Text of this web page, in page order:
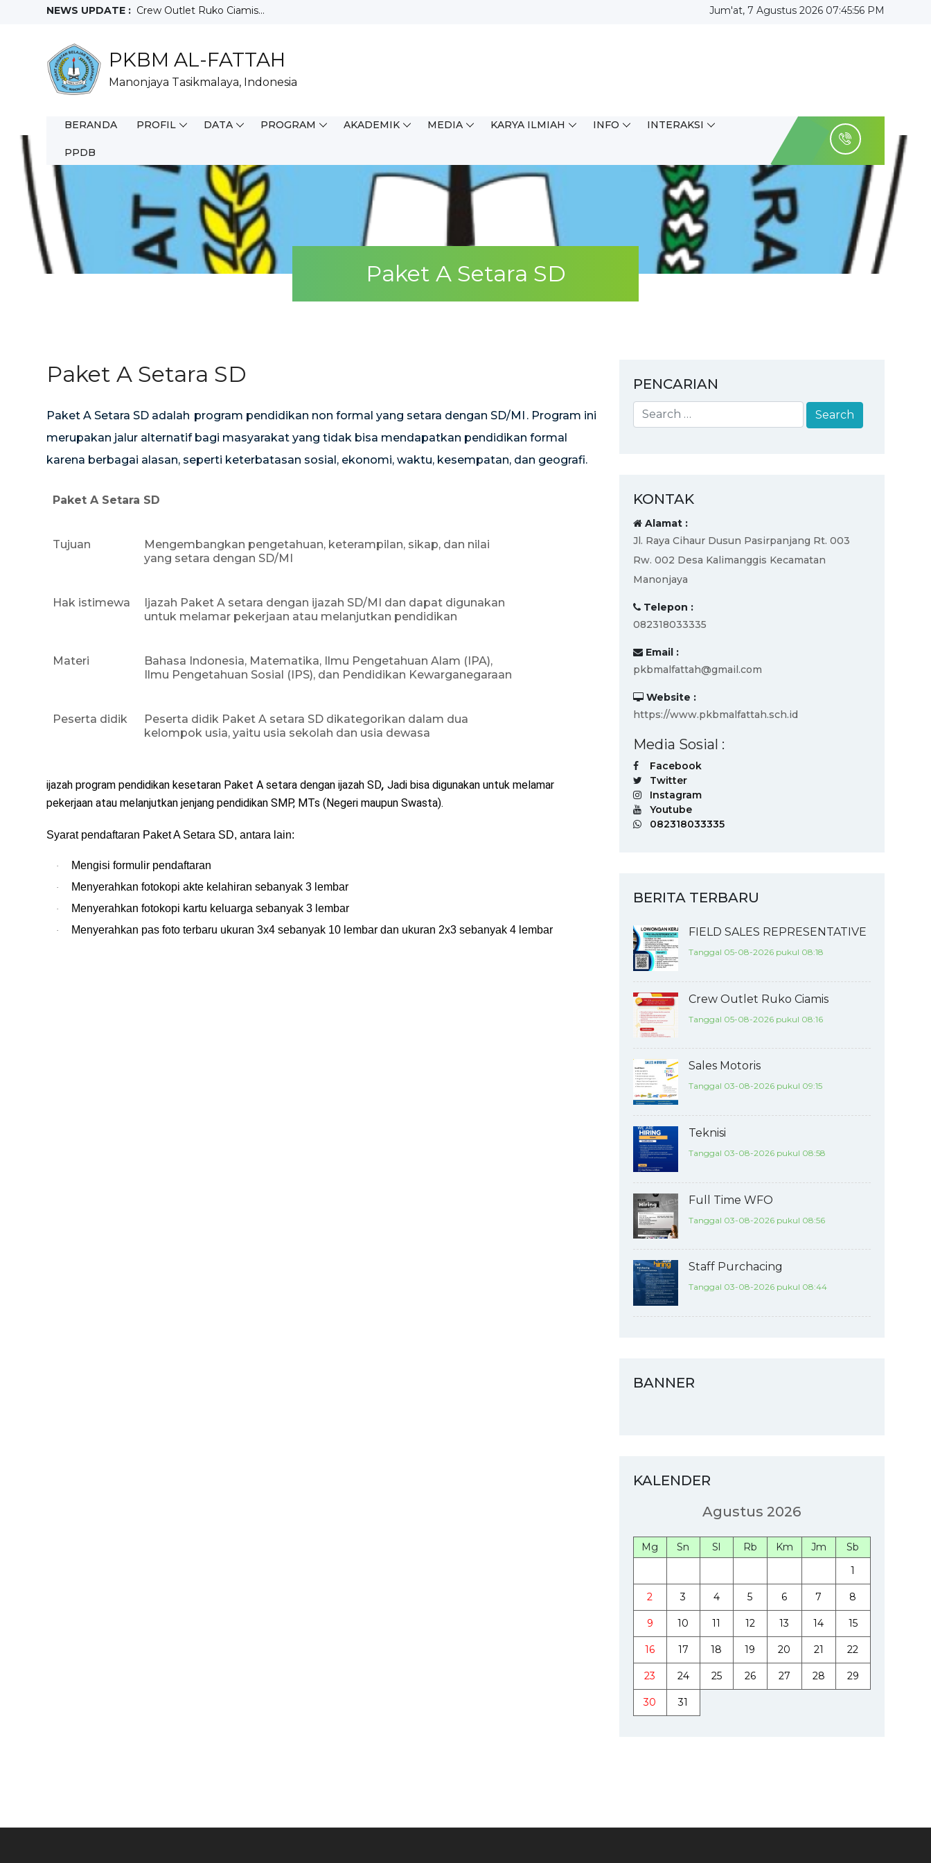
NEWS UPDATE : Crew Outlet Ruko Ciamis...
Full Time WFO...
Staff Purchacing...
Salesman Mix...
Juara 3 Olimpiade Sains Nasional Tingkat Kabupaten/Kota (OSN...
Jum'at, 7 Agustus 2026 07:45:56 PM
PKBM AL-FATTAH
Manonjaya Tasikmalaya, Indonesia
BERANDA PROFIL DATA PROGRAM AKADEMIK MEDIA KARYA ILMIAH INFO INTERAKSI
PPDB
Paket A Setara SD
Paket A Setara SD
Paket A Setara SD adalah program pendidikan non formal yang setara dengan SD/MI . Program ini
merupakan jalur alternatif bagi masyarakat yang tidak bisa mendapatkan pendidikan formal
karena berbagai alasan, seperti keterbatasan sosial, ekonomi, waktu, kesempatan, dan geografi.
Paket A Setara SD
Tujuan
Mengembangkan pengetahuan, keterampilan, sikap, dan nilai
yang setara dengan SD/MI
Hak istimewa
Ijazah Paket A setara dengan ijazah SD/MI dan dapat digunakan
untuk melamar pekerjaan atau melanjutkan pendidikan
Materi
Bahasa Indonesia, Matematika, Ilmu Pengetahuan Alam (IPA),
Ilmu Pengetahuan Sosial (IPS), dan Pendidikan Kewarganegaraan
Peserta didik
Peserta didik Paket A setara SD dikategorikan dalam dua
kelompok usia, yaitu usia sekolah dan usia dewasa
ijazah program pendidikan kesetaran Paket A setara dengan ijazah SD, Jadi bisa digunakan untuk melamar
pekerjaan atau melanjutkan jenjang pendidikan SMP, MTs (Negeri maupun Swasta).
Syarat pendaftaran Paket A Setara SD, antara lain:
· Mengisi formulir pendaftaran
· Menyerahkan fotokopi akte kelahiran sebanyak 3 lembar
· Menyerahkan fotokopi kartu keluarga sebanyak 3 lembar
· Menyerahkan pas foto terbaru ukuran 3x4 sebanyak 10 lembar dan ukuran 2x3 sebanyak 4 lembar
PENCARIAN
KONTAK
Alamat :
Jl. Raya Cihaur Dusun Pasirpanjang Rt. 003
Rw. 002 Desa Kalimanggis Kecamatan
Manonjaya
Telepon :
082318033335
Email :
pkbmalfattah@gmail.com
Website :
https://www.pkbmalfattah.sch.id
Media Sosial :
Facebook
Twitter
Instagram
Youtube
082318033335
BERITA TERBARU
FIELD SALES REPRESENTATIVE
Tanggal 05-08-2026 pukul 08:18
Crew Outlet Ruko Ciamis
Tanggal 05-08-2026 pukul 08:16
Sales Motoris
Tanggal 03-08-2026 pukul 09:15
Teknisi
Tanggal 03-08-2026 pukul 08:58
Full Time WFO
Tanggal 03-08-2026 pukul 08:56
Staff Purchacing
Tanggal 03-08-2026 pukul 08:44
BANNER
KALENDER
Agustus 2026
Mg Sn Sl Rb Km Jm
Sb
1
2 3 4 5 6 7 8
9 10 11 12 13 14 15
16 17 18 19 20 21 22
23 24 25 26 27 28 29
30 31